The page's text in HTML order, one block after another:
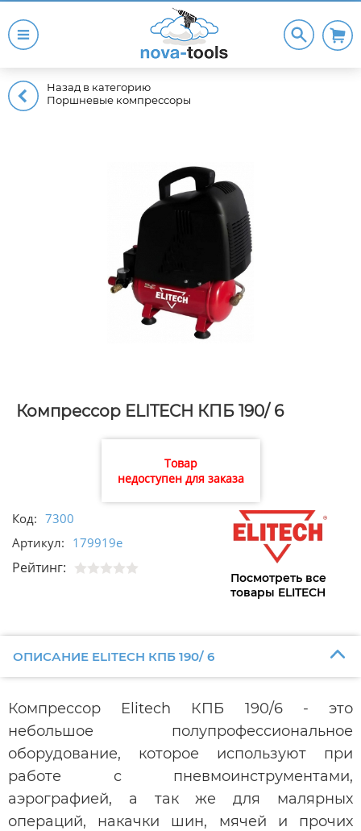
Назад в категорию
Поршневые компрессоры
Компрессор ELITECH КПБ 190/ 6
Товар
недоступен для заказа
Код: 7300
Артикул: 179919e
Рейтинг:
Посмотреть все
товары ELITECH
ОПИСАНИЕ ELITECH КПБ 190/ 6
Компрессор Elitech КПБ 190/6 - это
небольшое полупрофессиональное
оборудование, которое используют при
работе с пневмоинструментами,
аэрографией, а так же для малярных
операций, накачки шин, мячей и прочих